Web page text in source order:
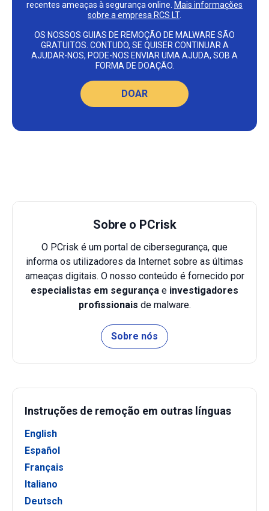
recentes ameaças à segurança online. Mais informações
sobre a empresa RCS LT.
OS NOSSOS GUIAS DE REMOÇÃO DE MALWARE SÃO
GRATUITOS. CONTUDO, SE QUISER CONTINUAR A
AJUDAR-NOS, PODE-NOS ENVIAR UMA AJUDA, SOB A
FORMA DE DOAÇÃO.
DOAR
Sobre o PCrisk
O PCrisk é um portal de cibersegurança, que
informa os utilizadores da Internet sobre as últimas
ameaças digitais. O nosso conteúdo é fornecido por
especialistas em segurança e investigadores
profissionais de malware.
Sobre nós
Instruções de remoção em outras línguas
English
Español
Français
Italiano
Deutsch